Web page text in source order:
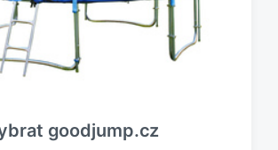
goodjump.cz